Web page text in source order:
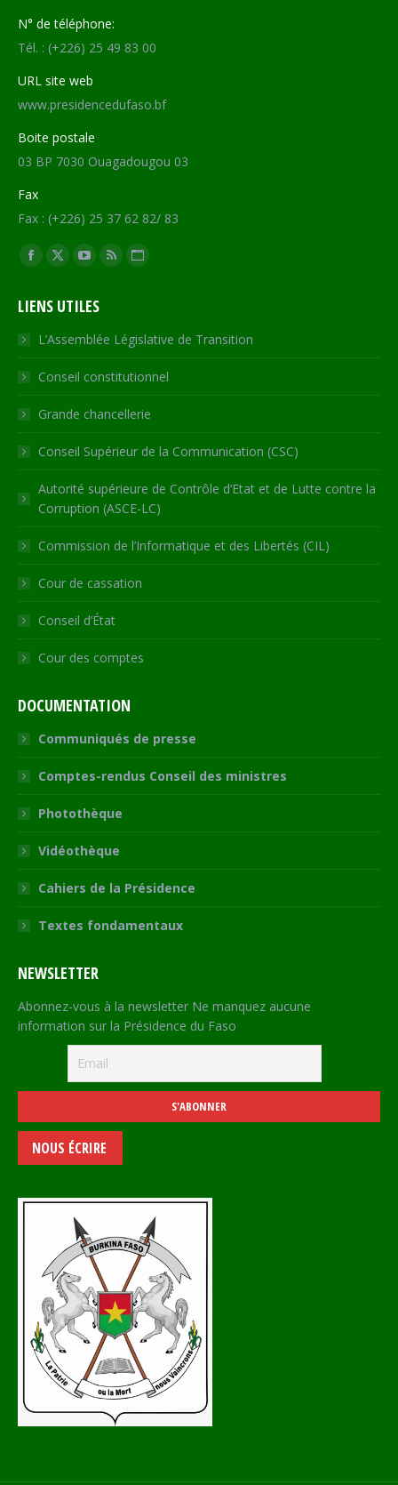
N° de téléphone:
Tél. : (+226) 25 49 83 00
URL site web
www.presidencedufaso.bf
Boite postale
03 BP 7030 Ouagadougou 03
Fax
Fax : (+226) 25 37 62 82/ 83
Trouvez nous sur :
Facebook
opens
in
new
window
X
opens
in
new
window
YouTube
opens
in
new
window
RSS
in
new
window
Site
opens
in
new
LIENS UTILES
L’Assemblée Législative de Transition
Conseil constitutionnel
Grande chancellerie
Conseil Supérieur de la Communication (CSC)
Autorité supérieure de Contrôle d’Etat et de Lutte contre la
Corruption (ASCE-LC)
Commission de l’Informatique et des Libertés (CIL)
Cour de cassation
Conseil d’État
Cour des comptes
DOCUMENTATION
Communiqués de presse
Comptes-rendus Conseil des ministres
Photothèque
Vidéothèque
Cahiers de la Présidence
Textes fondamentaux
NEWSLETTER
Abonnez-vous à la newsletter Ne manquez aucune
information sur la Présidence du Faso
NOUS ÉCRIRE